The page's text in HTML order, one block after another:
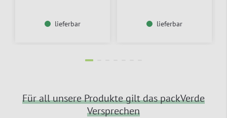
lieferbar lieferbar
Für all unsere Produkte gilt das packVerde
Versprechen